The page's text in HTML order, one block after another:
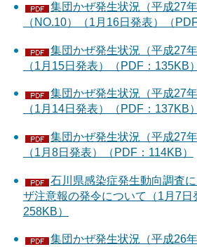
集団かぜ発生状況（平成27年
（NO.10）（1月16日発表）（
集団かぜ発生状況（平成27
（1月15日発表）（PDF：135KB）
集団かぜ発生状況（平成27
（1月14日発表）（PDF：137KB）
集団かぜ発生状況（平成27
（1月8日発表）（PDF：114KB）
石川県感染症発生動向調査
ザ注意報の発令について（1月7日
258KB）
集団かぜ発生状況（平成26年